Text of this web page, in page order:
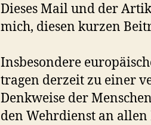
Dieses Mail und der
mich, diesen kurzen
Insbesondere
tragen derzeit zu einer
Denkweise der
den Wehrdienst an